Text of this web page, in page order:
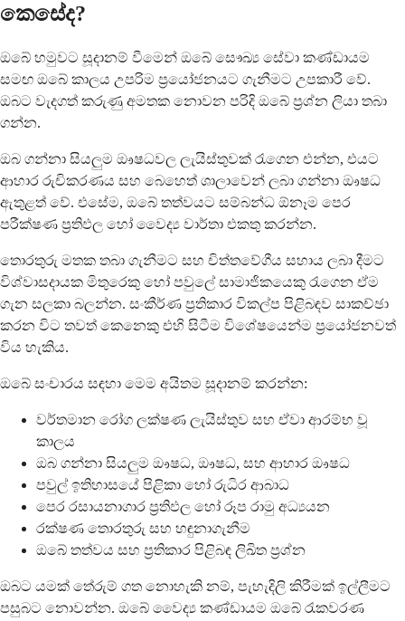
කෙසේද?
ඔබේ හමුවට සූදානම් වීමෙන් ඔබේ සෞඛ්‍ය සේවා කණ්ඩායම
සමඟ ඔබේ කාලය උපරිම ප්‍රයෝජනයට ගැනීමට උපකාරී වේ.
ඔබට වැදගත් කරුණු අමතක නොවන පරිදි ඔබේ ප්‍රශ්න ලියා තබා
ගන්න.
ඔබ ගන්නා සියලුම ඖෂධවල ලැයිස්තුවක් රැගෙන එන්න, එයට
ආහාර රුචිකරණය සහ බෙහෙත් ශාලාවෙන් ලබා ගන්නා ඖෂධ
ඇතුළත් වේ. එසේම, ඔබේ තත්වයට සම්බන්ධ ඕනෑම පෙර
පරීක්ෂණ ප්‍රතිඵල හෝ වෛද්‍ය වාර්තා එකතු කරන්න.
තොරතුරු මතක තබා ගැනීමට සහ චිත්තවේගීය සහාය ලබා දීමට
විශ්වාසදායක මිතුරෙකු හෝ පවුලේ සාමාජිකයෙකු රැගෙන ඒම
ගැන සලකා බලන්න. සංකීර්ණ ප්‍රතිකාර විකල්ප පිළිබඳව සාකච්ඡා
කරන විට තවත් කෙනෙකු එහි සිටීම විශේෂයෙන්ම ප්‍රයෝජනවත්
විය හැකිය.
ඔබේ සංචාරය සඳහා මෙම අයිතම සූදානම් කරන්න:
වර්තමාන රෝග ලක්ෂණ ලැයිස්තුව සහ ඒවා ආරම්භ වූ
කාලය
ඔබ ගන්නා සියලුම ඖෂධ, ඖෂධ, සහ ආහාර ඖෂධ
පවුල් ඉතිහාසයේ පිළිකා හෝ රුධිර ආබාධ
පෙර රසායනාගාර ප්‍රතිඵල හෝ රූප රාමු අධ්‍යයන
රක්ෂණ තොරතුරු සහ හඳුනාගැනීම
ඔබේ තත්වය සහ ප්‍රතිකාර පිළිබඳ ලිඛිත ප්‍රශ්න
ඔබට යමක් තේරුම් ගත නොහැකි නම්, පැහැදිලි කිරීමක් ඉල්ලීමට
පසුබට නොවන්න. ඔබේ වෛද්‍ය කණ්ඩායම ඔබේ රැකවරණ